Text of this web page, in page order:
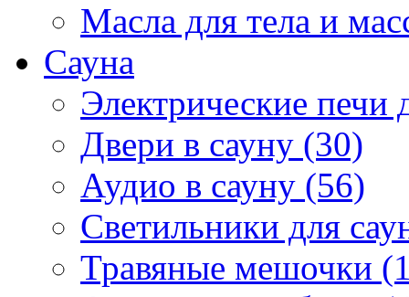
Масла для тела и
Сауна
Электрические печи
Двери в сауну (30)
Аудио в сауну (56)
Светильники для
Травяные мешочки